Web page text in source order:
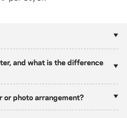
and what is the difference
or photo arrangement?